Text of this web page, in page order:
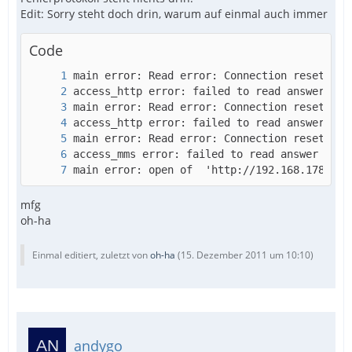
Edit: Sorry steht doch drin, warum auf einmal auch immer
Code
main error: open of  'http://
mfg
oh-ha
Einmal editiert, zuletzt vonoh-ha (15. Dezember 2011 um 10:10)
andygo